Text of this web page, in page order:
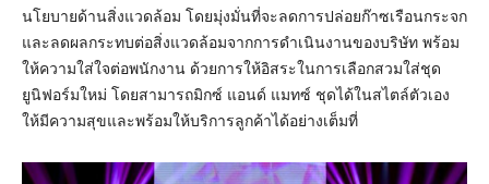
นโยบายด้านสิ่งแวดล้อม โดยมุ่งมั่นที่จะลดการปล่อยก๊าซเรือนกระจก
และลดผลกระทบต่อสิ่งแวดล้อมจากการดำเนินงานของบริษัท พร้อม
ให้ความใส่ใจต่อพนักงาน ด้วยการให้อิสระในการเลือกสวมใส่ชุด
ยูนิฟอร์มใหม่ โดยสามารถมิกซ์ แอนด์ แมทซ์ ชุดได้ในสไตล์ตัวเอง
ให้มีความสุขและพร้อมให้บริการลูกค้าได้อย่างเต็มที่